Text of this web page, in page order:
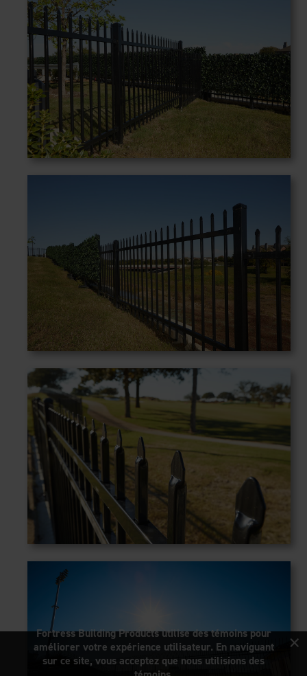
×
Fortress Building Products utilise des témoins pour
améliorer votre expérience utilisateur. En naviguant
sur ce site, vous acceptez que nous utilisions des